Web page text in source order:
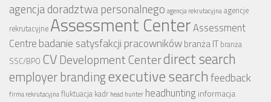
agencja doradztwa personalnego agencja rekrutacyjnaagencje
rekrutacyjne Assessment CenterAssessment
Centre badanie satysfakcji pracownikówbranża IT branża
SSC/BPO CV Development Centerdirect search
employer brandingexecutive searchfeedback
firma rekrutacyjnafluktuacja kadr head hunter headhunting informacja